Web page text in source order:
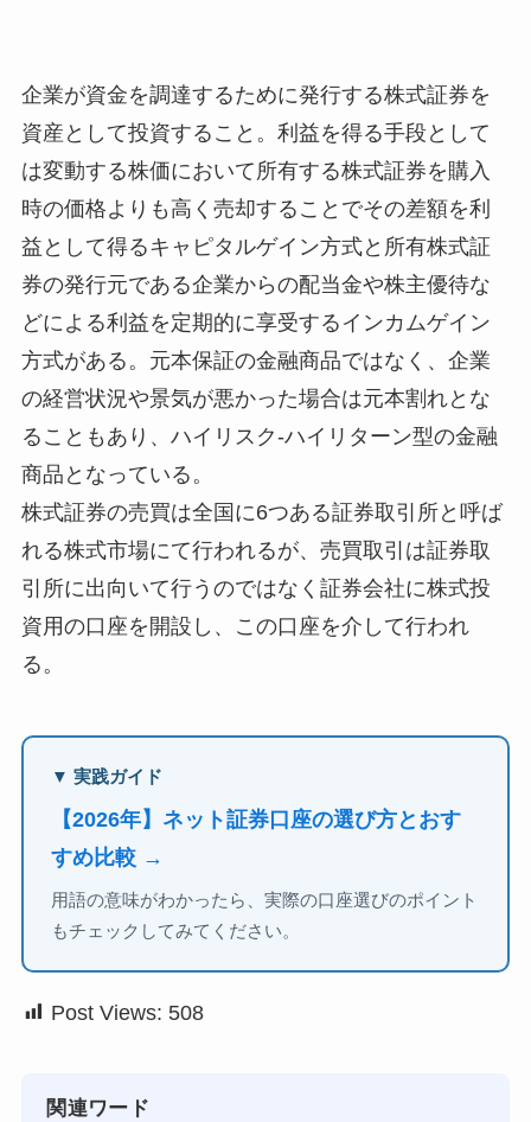
企業が資金を調達するために発行する株式証券を
資産として投資すること。利益を得る手段として
は変動する株価において所有する株式証券を購入
時の価格よりも高く売却することでその差額を利
益として得るキャピタルゲイン方式と所有株式証
券の発行元である企業からの配当金や株主優待な
どによる利益を定期的に享受するインカムゲイン
方式がある。元本保証の金融商品ではなく、企業
の経営状況や景気が悪かった場合は元本割れとな
ることもあり、ハイリスク-ハイリターン型の金融
商品となっている。
株式証券の売買は全国に6つある証券取引所と呼ば
れる株式市場にて行われるが、売買取引は証券取
引所に出向いて行うのではなく証券会社に株式投
資用の口座を開設し、この口座を介して行われ
る。
▼ 実践ガイド
【2026年】ネット証券口座の選び方とおす
すめ比較 →
用語の意味がわかったら、実際の口座選びのポイント
もチェックしてみてください。
Post Views: 508
関連ワード